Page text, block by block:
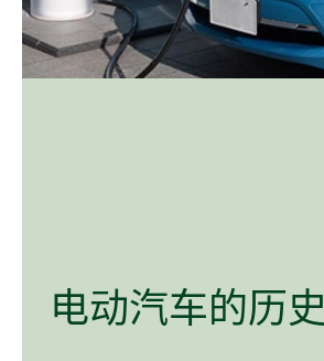
电动汽车的历史